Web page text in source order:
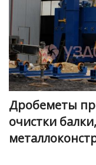
Дробеметы
очистки